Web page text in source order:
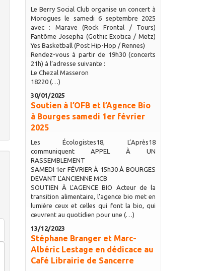
Le Berry Social Club organise un concert à
Morogues le samedi 6 septembre 2025
avec : Marave (Rock Frontal / Tours)
Fantôme Josepha (Gothic Exotica / Metz)
Yes Basketball (Post Hip-Hop / Rennes)
Rendez-vous à partir de 19h30 (concerts
21h) à l’adresse suivante :
Le Chezal Masseron
18220 (…)
30/01/2025
Soutien à l’OFB et l’Agence Bio
à Bourges samedi 1er février
2025
Les Écologistes18, L’Après18
communiquent APPEL À UN
RASSEMBLEMENT
SAMEDI 1er FÉVRIER À 15h30 À BOURGES
DEVANT L’ANCIENNE MCB
SOUTIEN À L’AGENCE BIO Acteur de la
transition alimentaire, l’agence bio met en
lumière ceux et celles qui font la bio, qui
œuvrent au quotidien pour une (…)
13/12/2023
Stéphane Branger et Marc-
Albéric Lestage en dédicace au
Café Librairie de Sancerre